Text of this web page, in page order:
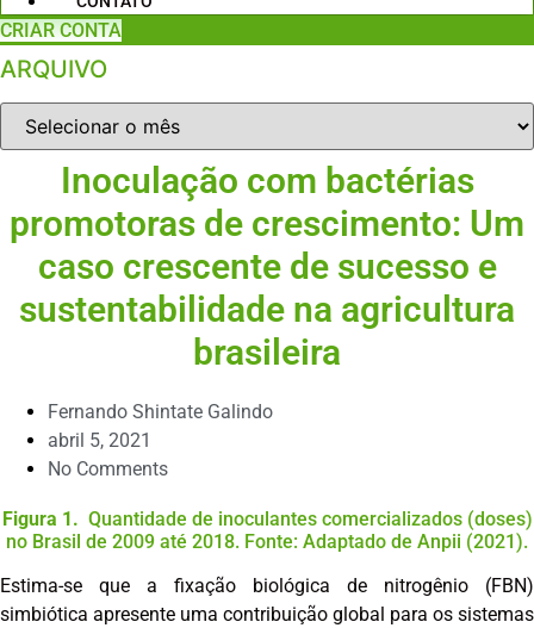
CRIAR CONTA
ARQUIVO
ARQUIVO
Inoculação com bactérias
promotoras de crescimento: Um
caso crescente de sucesso e
sustentabilidade na agricultura
brasileira
Fernando Shintate Galindo
abril 5, 2021
No Comments
Figura 1. Quantidade de inoculantes comercializados (doses)
no Brasil de 2009 até 2018. Fonte: Adaptado de Anpii (2021).
Estima-se que a fixação biológica de nitrogênio (FBN)
simbiótica apresente uma contribuição global para os sistemas